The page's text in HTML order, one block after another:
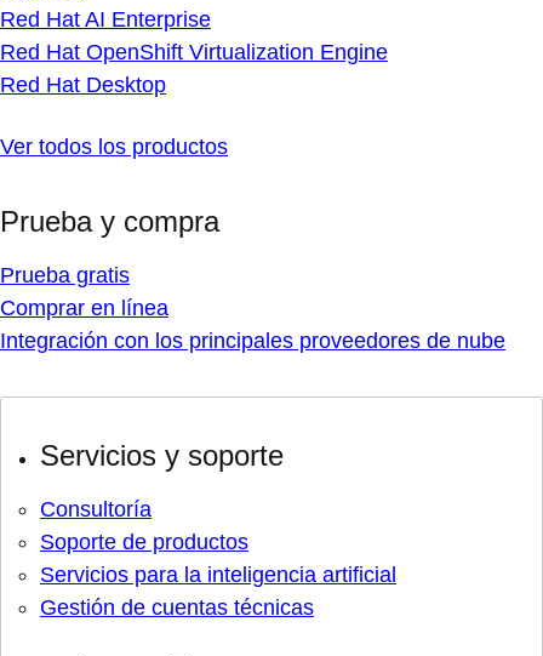
Red Hat AI Enterprise
Red Hat OpenShift Virtualization Engine
Red Hat Desktop
Ver todos los productos
Prueba y compra
Prueba gratis
Comprar en línea
Integración con los principales proveedores de nube
Servicios y soporte
Consultoría
Soporte de productos
Servicios para la inteligencia artificial
Gestión de cuentas técnicas